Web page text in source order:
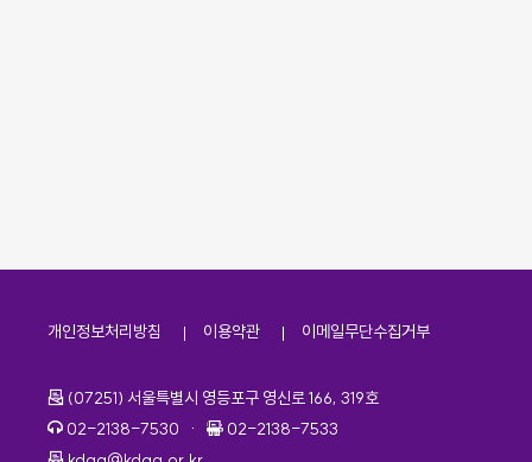
개인정보처리방침 이용약관 이메일무단수집거부
주소
(07251) 서울특별시 영등포구 영신로 166, 319호
전화번호
02-2138-7530 · 팩스번호
02-2138-7533